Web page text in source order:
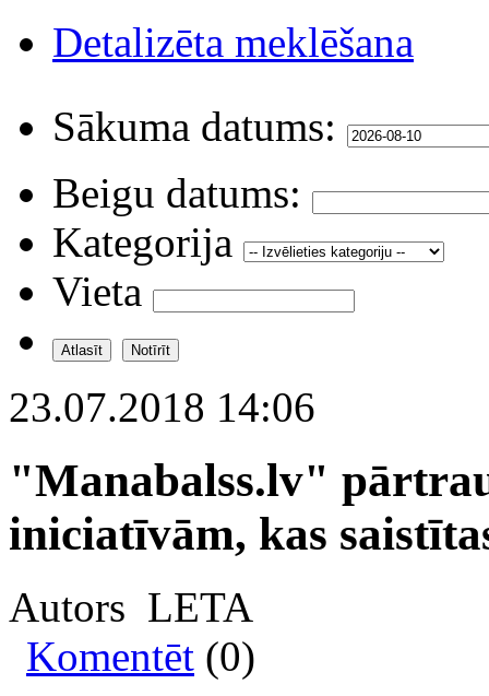
Detalizēta meklēšana
Sākuma datums:
Beigu datums:
Kategorija
Vieta
23.07.2018 14:06
"Manabalss.lv"
iniciatīvām, kas
Autors LETA
Komentēt (0)